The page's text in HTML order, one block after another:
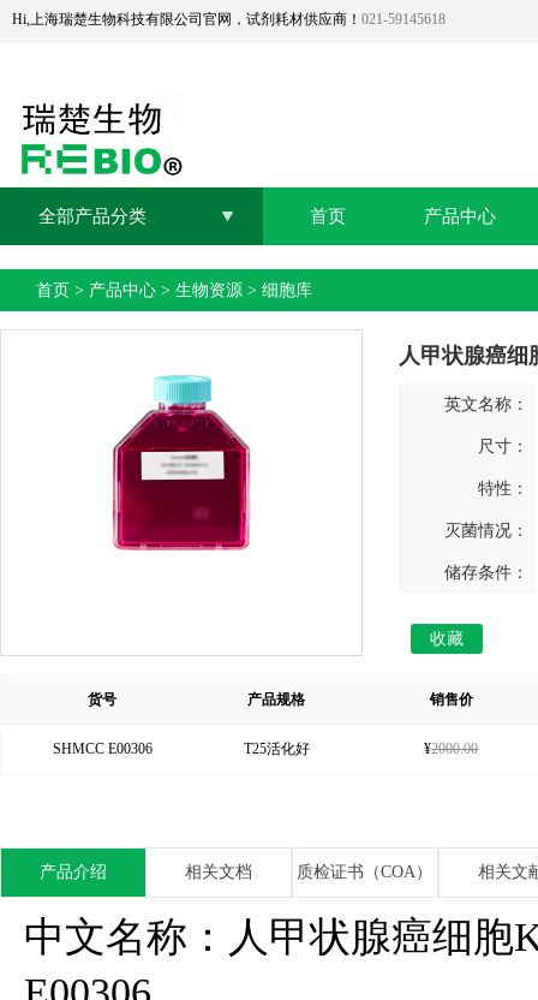
Hi,上海瑞楚生物科技有限公司官网，试剂耗材供应商！ 021-59145618
全部产品分类 首页 产品中心
首页 > 产品中心 > 生物资源 > 细胞库
人甲状腺癌
英文名称：
尺寸：
特性：
灭菌情况：
储存条件：
收藏
货号 产品规格 销售价
SHMCC E00306 T25活化好 ¥2000.00
产品介绍 相关文档 质检证书（COA） 相关文
中文名称：人甲状腺癌细胞